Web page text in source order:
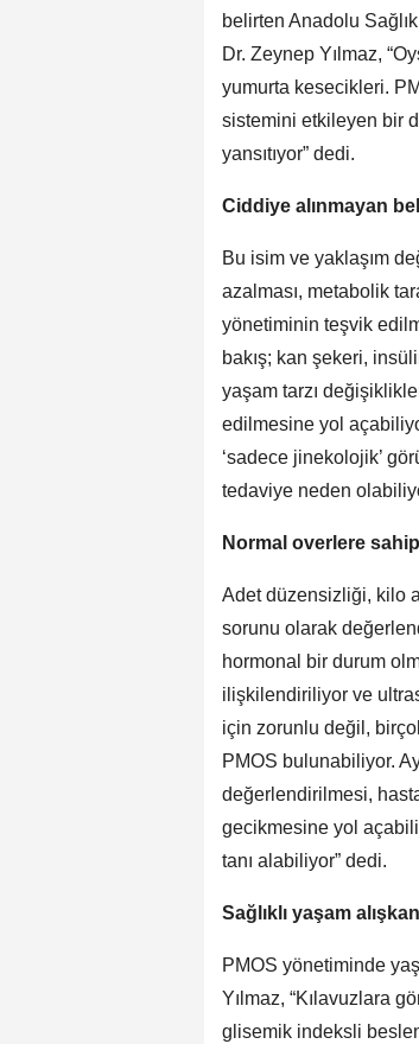
belirten Anadolu
Dr. Zeynep Yılmaz,
yumurta kesecikleri.
sistemini etkileyen bir
yansıtıyor” dedi.
Ciddiye alınmayan
Bu isim ve yaklaşım
azalması, metabolik
yönetiminin teşvik
bakış; kan şekeri,
yaşam tarzı
edilmesine yol
‘sadece jinekolojik’
tedaviye neden
Normal overlere
Adet düzensizliği, kilo
sorunu olarak
hormonal bir durum
ilişkilendiriliyor ve
için zorunlu değil,
PMOS bulunabiliyor.
değerlendirilmesi,
gecikmesine yol
tanı alabiliyor” dedi.
Sağlıklı yaşam
PMOS yönetiminde
Yılmaz, “Kılavuzlara
glisemik indeksli